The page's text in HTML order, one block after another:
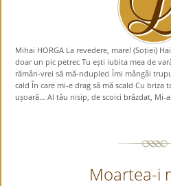
Mihai HORGA La revedere, mare! (Soției)
doar un pic petrec Tu ești iubita mea de
rămân-vrei să mă-ndupleci Îmi mângâi
cald În care mi-e drag să mă scald Cu briza
ușoară… Al tău nisip, de scoici brăzdat, Mi-
Moartea-i